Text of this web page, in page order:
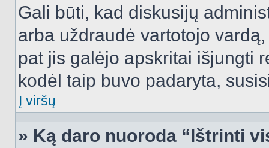
Gali būti, kad diskusijų
arba uždraudė vartotojo
pat jis galėjo apskritai išjungti
kodėl taip buvo padaryta,
Į viršų
» Ką daro nuoroda “Ištrinti